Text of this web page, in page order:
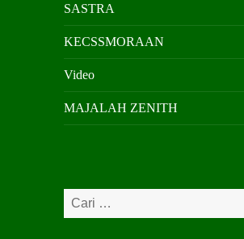
SASTRA
KECSSMORAAN
Video
MAJALAH ZENITH